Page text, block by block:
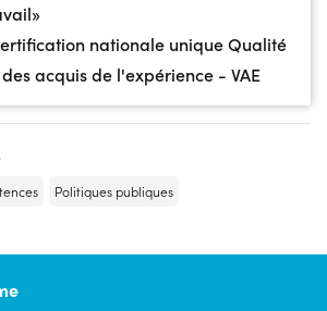
nationale unique Qualité
acquis de l'expérience - VAE
Politiques publiques